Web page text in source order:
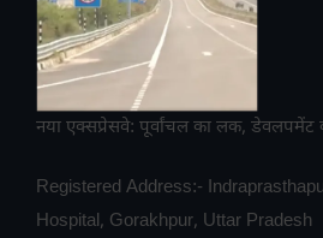
नया एक्सप्रेसवे: पूर्वांचल का लक, डेवलपमेंट
Registered Address:-
Hospital, Gorakhpur, Uttar Pradesh